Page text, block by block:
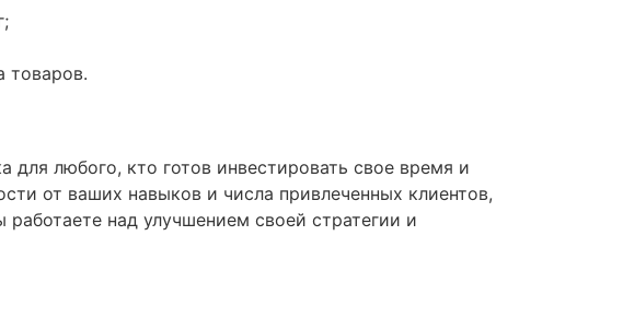
товаров.
любого, кто готов инвестировать свое время и
от ваших навыков и числа привлеченных клиентов,
над улучшением своей стратегии и